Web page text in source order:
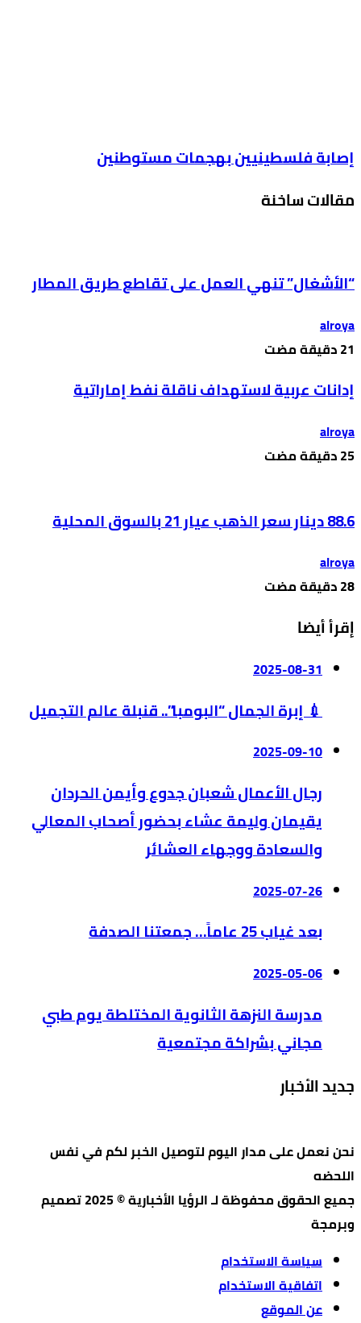
إصابة فلسطينيين بهجمات مستوطنين
مقالات ساخنة
“الأشغال” تنهي العمل على تقاطع طريق المطار
alroya
إدانات عربية لاستهداف ناقلة نفط إماراتية
alroya
88.6 دينار سعر الذهب عيار 21 بالسوق المحلية
alroya
إقرأ أيضا
2025-08-31
💉 إبرة الجمال “البومبا”.. قنبلة عالم التجميل
2025-09-10
رجال الأعمال شعبان جدوع وأيمن الحردان
يقيمان وليمة عشاء بحضور أصحاب المعالي
والسعادة ووجهاء العشائر
2025-07-26
بعد غياب 25 عاماً… جمعتنا الصدفة
2025-05-06
مدرسة النزهة الثانوية المختلطة يوم طبي
مجاني بشراكة مجتمعية
جديد الأخبار
نحن نعمل على مدار اليوم لتوصيل الخبر لكم في نفس
اللحضه
جميع الحقوق محفوظة لـ الرؤيا الأخبارية © 2025 تصميم
وبرمجة
سياسة الاستخدام
اتفاقية الاستخدام
عن الموقع